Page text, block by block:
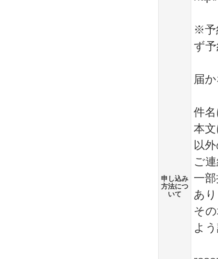
申し込み
方法につ
いて
※予
ず
届
件
本
以
ご
一
あ
そ
よ